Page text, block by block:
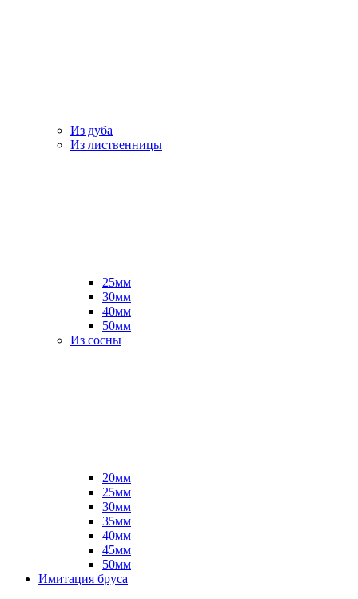
Из дуба
Из лиственницы
25мм
30мм
40мм
50мм
Из сосны
20мм
25мм
30мм
35мм
40мм
45мм
50мм
Имитация бруса